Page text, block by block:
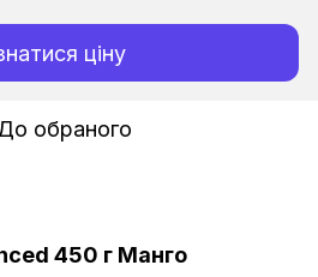
ціну
обраного
450 г Манго